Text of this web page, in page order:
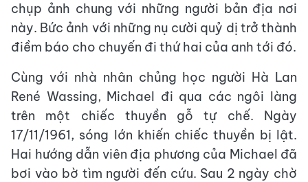
chụp ảnh chung với những người bản địa nơi
này. Bức ảnh với những nụ cười quỷ dị trở thành
điềm báo cho chuyến đi thứ hai của anh tới đó.
Cùng với nhà nhân chủng học người Hà Lan
René Wassing, Michael đi qua các ngôi làng
trên một chiếc thuyền gỗ tự chế. Ngày
17/11/1961, sóng lớn khiến chiếc thuyền bị lật.
Hai hướng dẫn viên địa phương của Michael đã
bơi vào bờ tìm người đến cứu. Sau 2 ngày chờ